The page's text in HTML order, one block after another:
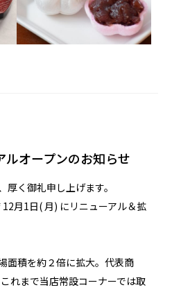
ルオープンのお知らせ
く御礼申し上げます。
月1日( 月) にリニューアル＆拡
面積を約２倍に拡大。代表商
れまで当店常設コーナーでは取